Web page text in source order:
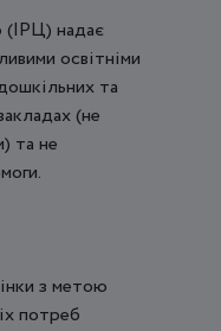
(ІРЦ) надає
освітніми
та
(не
та не
з метою
потреб